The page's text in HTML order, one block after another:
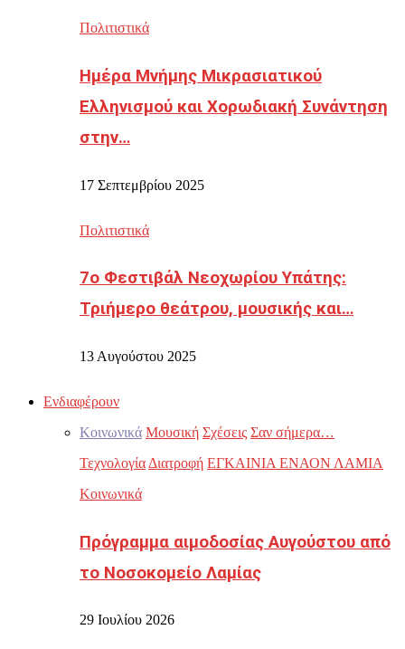
Πολιτιστικά
Ημέρα Μνήμης Μικρασιατικού
Ελληνισμού και Χορωδιακή Συνάντηση
στην…
17 Σεπτεμβρίου 2025
Πολιτιστικά
7ο Φεστιβάλ Νεοχωρίου Υπάτης:
Τριήμερο θεάτρου, μουσικής και…
13 Αυγούστου 2025
Ενδιαφέρουν
Κοινωνικά Μουσική Σχέσεις Σαν σήμερα…
Τεχνολογία Διατροφή ΕΓΚΑΙΝΙΑ ΕΝΑΟΝ ΛΑΜΙΑ
Κοινωνικά
Πρόγραμμα αιμοδοσίας Αυγούστου από
το Νοσοκομείο Λαμίας
29 Ιουλίου 2026